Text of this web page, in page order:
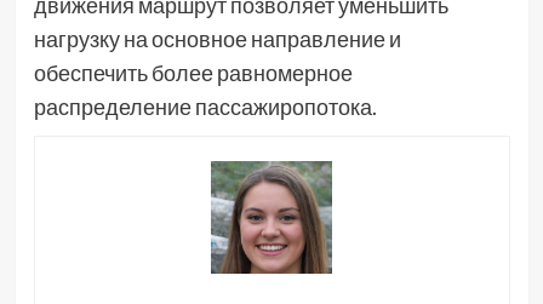
нагрузку на основное направление и
обеспечить более равномерное
распределение пассажиропотока.